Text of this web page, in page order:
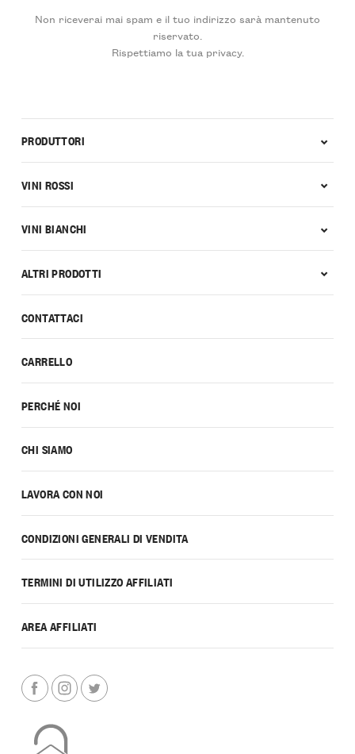
Non riceverai mai spam e il tuo indirizzo sarà mantenuto
riservato.
Rispettiamo la tua privacy.
CONTATTACI
CARRELLO
PERCHÉ NOI
CHI SIAMO
LAVORA CON NOI
CONDIZIONI GENERALI DI VENDITA
TERMINI DI UTILIZZO AFFILIATI
AREA AFFILIATI
PRODUTTORI
VINI ROSSI
VINI BIANCHI
ALTRI PRODOTTI